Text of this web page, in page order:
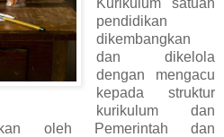
Kurikulum satuan
pendidikan
dikembangkan
dan dikelola
dengan mengacu
kepada struktur
kurikulum dan
oleh Pemerintah dan